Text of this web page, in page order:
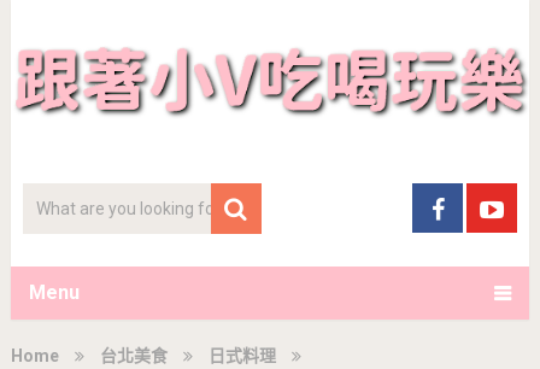
Menu
Home 台北美食
日式料理